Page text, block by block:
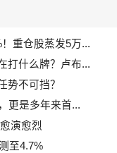
重仓股蒸发5万...
打什么牌？卢布...
势不可挡？
更是多年来首...
演愈烈
至4.7%